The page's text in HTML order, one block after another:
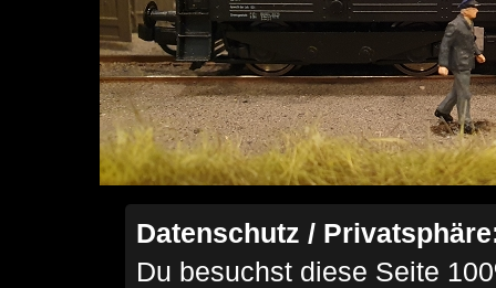
Datenschutz /
Du besuchst diese Seite